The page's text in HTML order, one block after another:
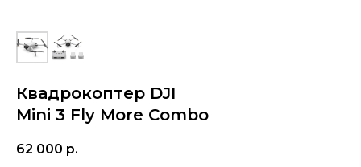
Квадрокоптер DJI
Mini 3 Fly More Combo
62 000 р.